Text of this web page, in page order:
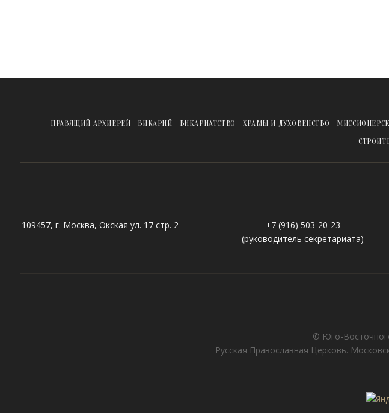
ПРАВЯЩИЙ АРХИЕРЕЙ ВИКАРИЙ ВИКАРИАТСТВО ХРАМЫ И ДУХОВЕНСТВО
109457, г. Москва, Окская ул. 17 стр. 2
+7 (916) 503-20-23
(руководитель секретариата)
© Юго-
Русская Православная Церковь.